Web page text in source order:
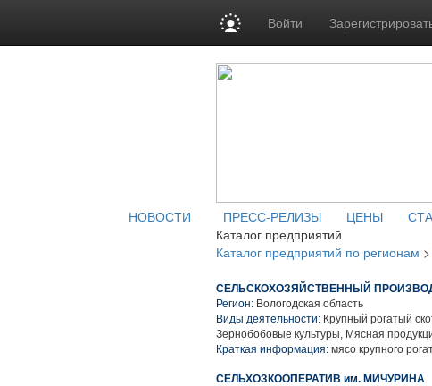
Войти
НОВОСТИ ПРЕСС-РЕЛИЗЫ ЦЕНЫ
Каталог предприятий
Каталог предприятий по регионам >
СЕЛЬСКОХОЗЯЙСТВЕННЫЙ
Регион: Вологодская область
Виды деятельности: Крупный рогатый
Зернобобовые культуры, Мясная
Краткая информация: мясо крупного
СЕЛЬХОЗКООПЕРАТИВ им. МИЧУРИНА